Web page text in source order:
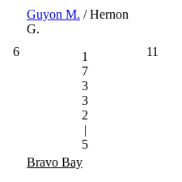
6
Guyon M. / Hernon
G.
1
7
3
3
2
|
5
11
Bravo Bay